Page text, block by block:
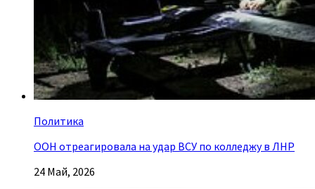
Политика
ООН отреагировала на удар ВСУ по колледжу в ЛНР
24 Май, 2026